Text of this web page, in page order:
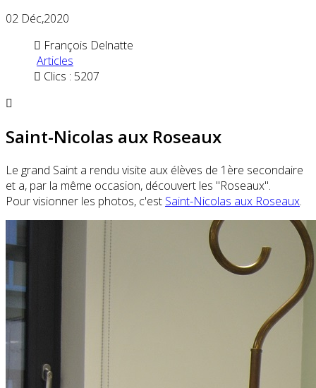
02 Déc,2020
François Delnatte
Articles
Clics : 5207
Saint-Nicolas aux Roseaux
Le grand Saint a rendu visite aux élèves de 1ère secondaire
et a, par la même occasion, découvert les "Roseaux".
Pour visionner les photos, c'est Saint-Nicolas aux Roseaux.